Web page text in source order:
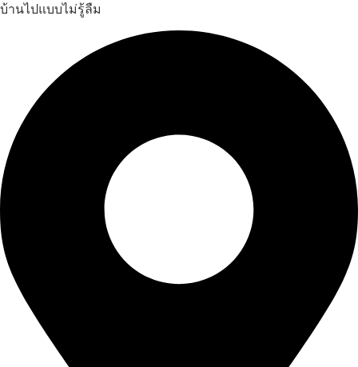
บ้านไปแบบไม่รู้ลืม